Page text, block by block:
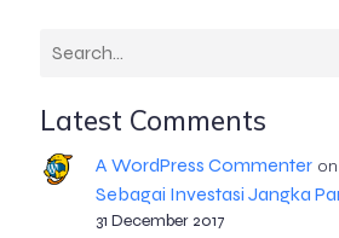
Latest Comments
A WordPress Commenteron
Sebagai Investasi Jangka
31 December 2017